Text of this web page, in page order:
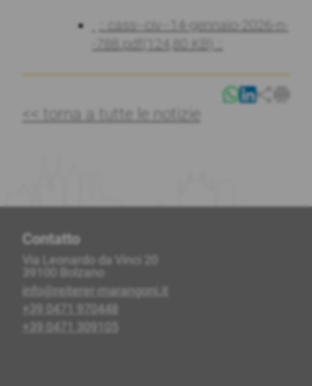
:: cass--civ--14-gennaio-2026-n-
-788.pdf
(124,80 KB)
<< torna a tutte le notizie
Contatto
Via Leonardo da Vinci 20
39100 Bolzano
info@reiterer-marangoni.it
+39 0471 970448
+39 0471 309105